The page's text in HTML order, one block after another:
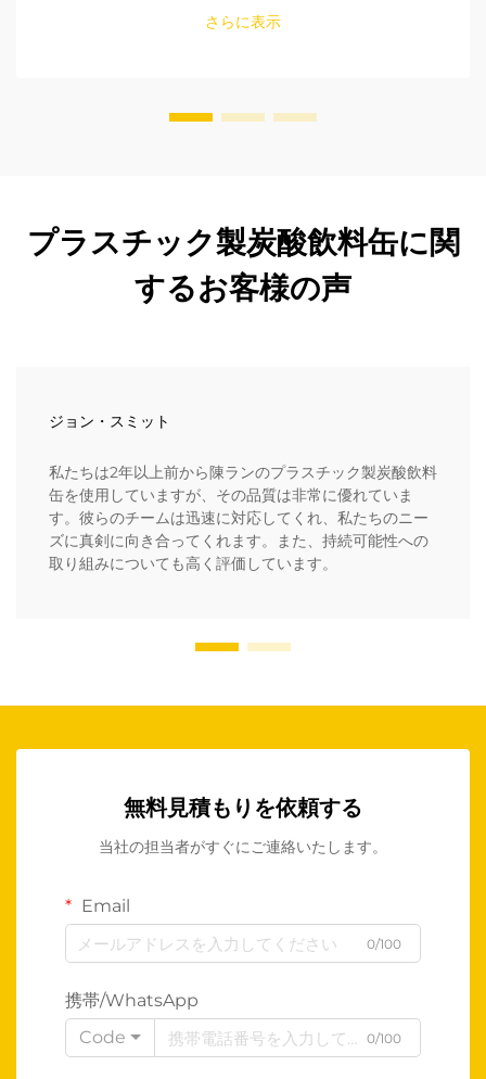
FDAおよびEU規格への適合性を確保してください。今すぐ
読む。
さらに表示
プラスチック製炭酸飲料缶に関
するお客様の声
ジョン・スミット
私たちは2年以上前から陳ランのプラスチック製炭酸飲料
缶を使用していますが、その品質は非常に優れていま
す。彼らのチームは迅速に対応してくれ、私たちのニー
ズに真剣に向き合ってくれます。また、持続可能性への
取り組みについても高く評価しています。
無料見積もりを依頼する
当社の担当者がすぐにご連絡いたします。
Email
0/100
携帯/WhatsApp
Code
0/100